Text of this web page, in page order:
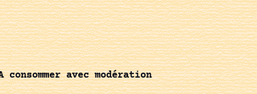
avec modération